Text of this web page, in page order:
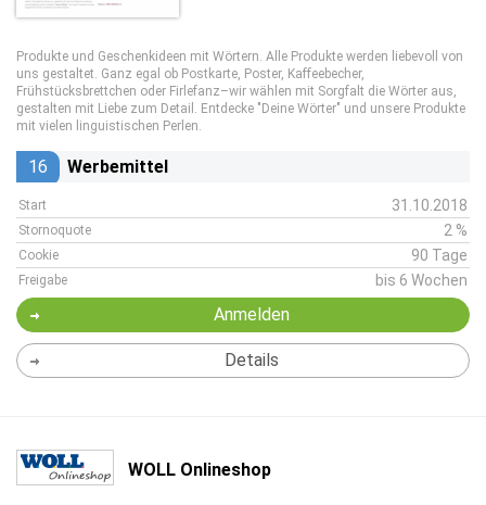
Produkte und Geschenkideen mit Wörtern. Alle Produkte werden liebevoll von
uns gestaltet. Ganz egal ob Postkarte, Poster, Kaffeebecher,
Frühstücksbrettchen oder Firlefanz–wir wählen mit Sorgfalt die Wörter aus,
gestalten mit Liebe zum Detail. Entdecke "Deine Wörter" und unsere Produkte
mit vielen linguistischen Perlen.
16 Werbemittel
Start 31.10.2018
Stornoquote 2 %
Cookie 90 Tage
Freigabe bis 6 Wochen
Anmelden
Details
WOLL Onlineshop